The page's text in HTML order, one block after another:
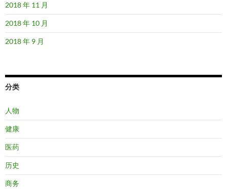
2018 年 11 月
2018 年 10 月
2018 年 9 月
分类
人物
健康
医药
历史
商务